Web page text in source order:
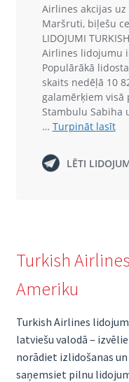
Turkish
Ameriku
Turkish Airlines
latviešu valodā –
norādiet izlidošanas
saņemsiet pilnu